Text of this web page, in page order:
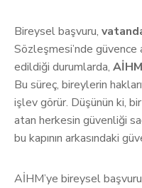
Bireysel başvuru,
Sözleşmesi’nde güvence
edildiği durumlarda, AİHM
Bu süreç, bireylerin
işlev görür. Düşünün ki, bir
atan herkesin güvenliği
bu kapının arkasındaki
AİHM’ye bireysel